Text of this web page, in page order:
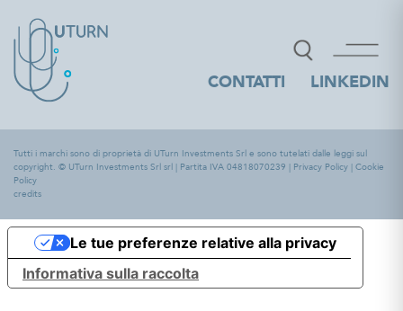
CONTATTI LINKEDIN
Tutti i marchi sono di proprietà di UTurn Investments Srl e sono tutelati dalle leggi sul
copyright. © UTurn Investments Srl srl | Partita IVA 04818070239 | Privacy Policy | Cookie
Policy
credits
Informativa sulla raccolta
Le tue preferenze relative alla privacy